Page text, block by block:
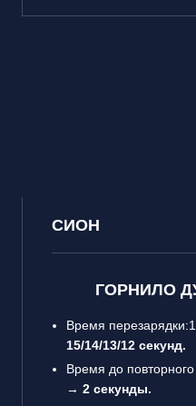
СИОН
ГОРНИЛО
Время
15/14/13/12 секунд.
Время до
→ 2 секунды.